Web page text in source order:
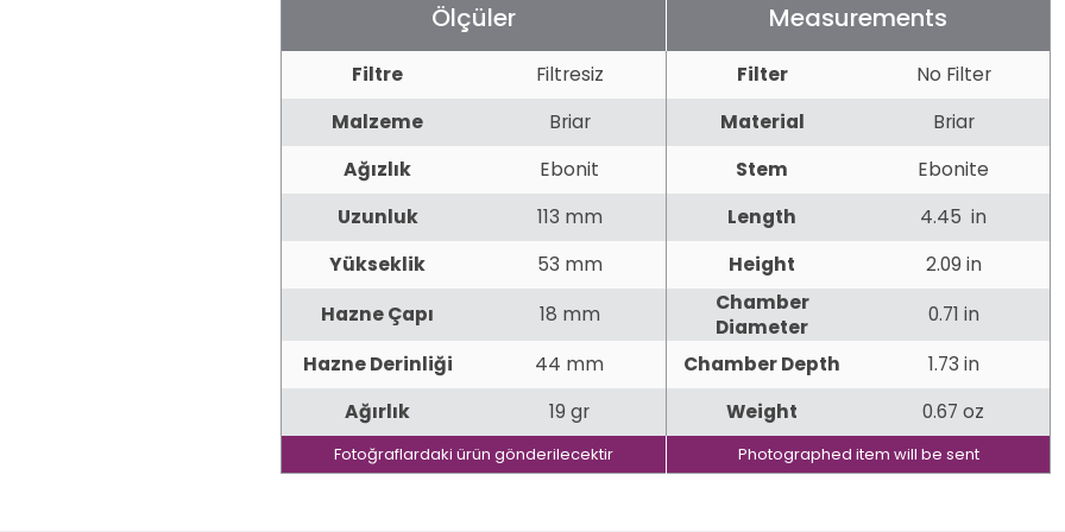
Ölçüler Measurements
Filtre Filtresiz Filter
No Filter
Malzeme
Briar Material
Briar
Ağızlık
Ebonit Stem
Ebonite
Uzunluk
113 mm Length
4.45 in
Yükseklik
53 mm Height
2.09 in
Hazne Çapı
18 mm
Chamber
Diameter
0.71 in
Hazne Derinliği
44 mm Chamber Depth
1.73 in
Ağırlık
19 gr Weight 0.67 oz
Fotoğraflardaki ürün gönderilecektir Photographed item will be sent